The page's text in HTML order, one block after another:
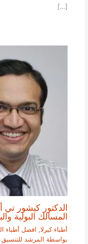
[…]
الدكتور كيشور
المسالك البولية
أطباء كيرلا, افضل أطباء
بواسطة المرشد